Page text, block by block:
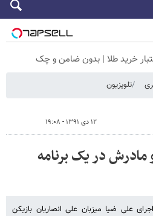
تلویزیون
۱۲ دی ۱۳۹۱ - ۱۹:۰۸
در یک برنامه
3» با اجرای علی ضیا میزبان علی انصاریان بازیکن